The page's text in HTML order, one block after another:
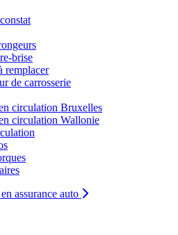
brise
remplacer
de carrosserie
circulation Bruxelles
circulation Wallonie
en assurance auto